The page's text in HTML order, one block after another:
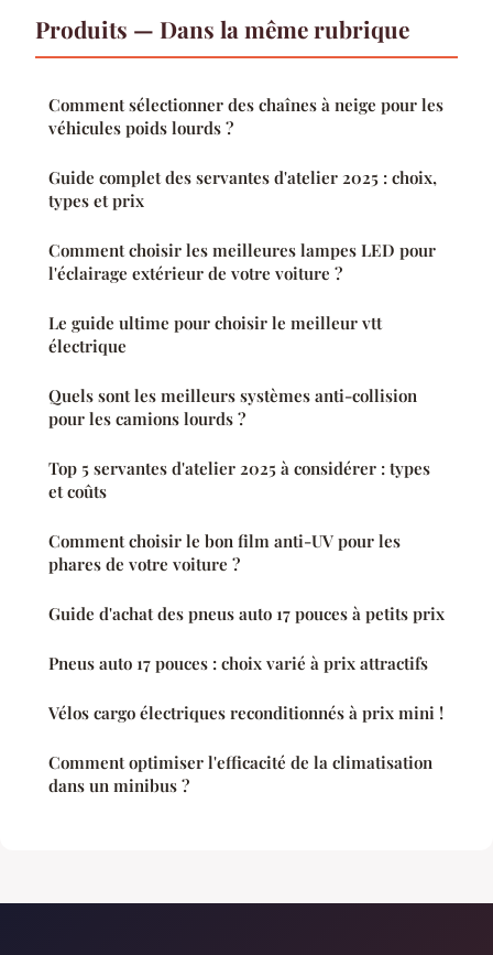
Produits — Dans la même rubrique
Comment sélectionner des chaînes à neige pour les
véhicules poids lourds ?
Guide complet des servantes d'atelier 2025 : choix,
types et prix
Comment choisir les meilleures lampes LED pour
l'éclairage extérieur de votre voiture ?
Le guide ultime pour choisir le meilleur vtt
électrique
Quels sont les meilleurs systèmes anti-collision
pour les camions lourds ?
Top 5 servantes d'atelier 2025 à considérer : types
et coûts
Comment choisir le bon film anti-UV pour les
phares de votre voiture ?
Guide d'achat des pneus auto 17 pouces à petits prix
Pneus auto 17 pouces : choix varié à prix attractifs
Vélos cargo électriques reconditionnés à prix mini !
Comment optimiser l'efficacité de la climatisation
dans un minibus ?